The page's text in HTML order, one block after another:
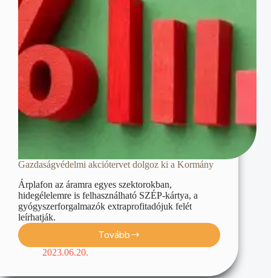
Gazdaságvédelmi akciótervet dolgoz ki a Kormány
Árplafon az áramra egyes szektorokban,
hidegélelemre is felhasználható SZÉP-kártya, a
gyógyszerforgalmazók extraprofitadójuk felét
leírhatják.
Tovább
2023.06.20.